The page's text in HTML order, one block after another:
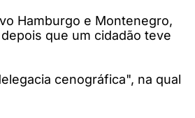
Hamburgo e Montenegro,
que um cidadão teve
cenográfica", na qual